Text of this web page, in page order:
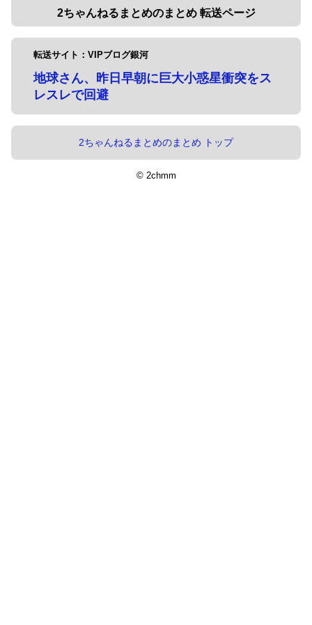
2ちゃんねるまとめのまとめ 転送ページ
転送サイト：VIPブログ銀河
地球さん、昨日早朝に巨大小惑星衝突をス
レスレで回避
2ちゃんねるまとめのまとめ トップ
© 2chmm